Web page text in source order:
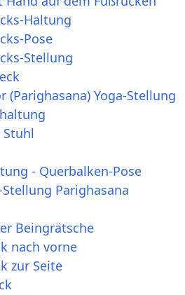
Haltung
Pose
Stellung
(Parighasana) Yoga-Stellung
- Querbalken-Pose
Stellung Parighasana
Beingrätsche
nach vorne
zur Seite